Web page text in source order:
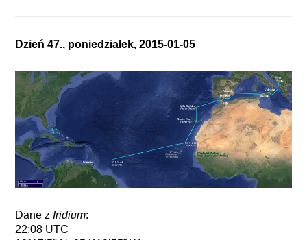
Dzień 47., poniedziałek, 2015-01-05
Dane zIridium:
22:08 UTC